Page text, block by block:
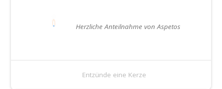
Herzliche Anteilnahme von Aspetos
Entzünde eine Kerze